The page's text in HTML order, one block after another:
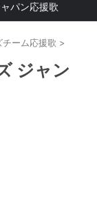
パン応援歌
ーム応援歌 >
ジャン